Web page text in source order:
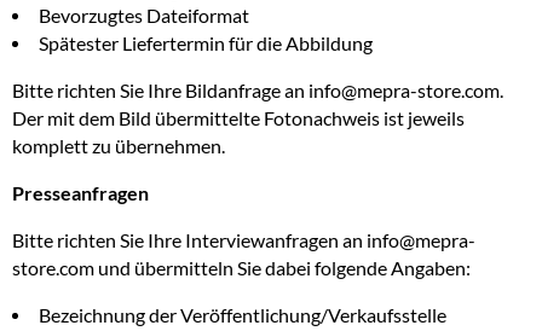
Bevorzugtes Dateiformat
Spätester Liefertermin für die Abbildung
Bitte richten Sie Ihre Bildanfrage an info@mepra-store.com.
Der mit dem Bild übermittelte Fotonachweis ist jeweils
komplett zu übernehmen.
Presseanfragen
Bitte richten Sie Ihre Interviewanfragen an info@mepra-
store.com und übermitteln Sie dabei folgende Angaben:
Bezeichnung der Veröffentlichung/Verkaufsstelle